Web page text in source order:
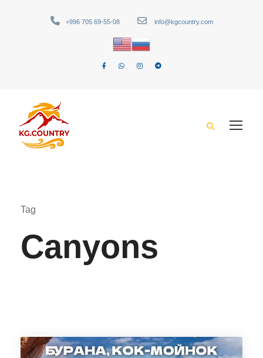
+996 705 69-55-08 info@kgcountry.com
Tag
Canyons